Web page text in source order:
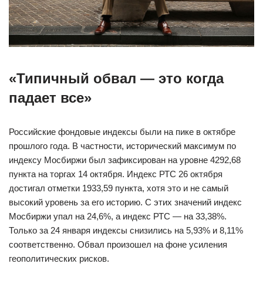
«Типичный обвал — это когда
падает все»
Российские фондовые индексы были на пике в октябре
прошлого года. В частности, исторический максимум по
индексу Мосбиржи был зафиксирован на уровне 4292,68
пункта на торгах 14 октября. Индекс РТС 26 октября
достигал отметки 1933,59 пункта, хотя это и не самый
высокий уровень за его историю. С этих значений индекс
Мосбиржи упал на 24,6%, а индекс РТС — на 33,38%.
Только за 24 января индексы снизились на 5,93% и 8,11%
соответственно. Обвал произошел на фоне усиления
геополитических рисков.